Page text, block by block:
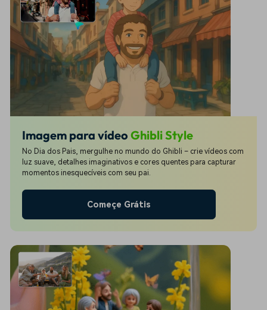
Imagem para vídeo Ghibli Style
No Dia dos Pais, mergulhe no mundo do Ghibli – crie vídeos com
luz suave, detalhes imaginativos e cores quentes para capturar
momentos inesquecíveis com seu pai.
Começe Grátis